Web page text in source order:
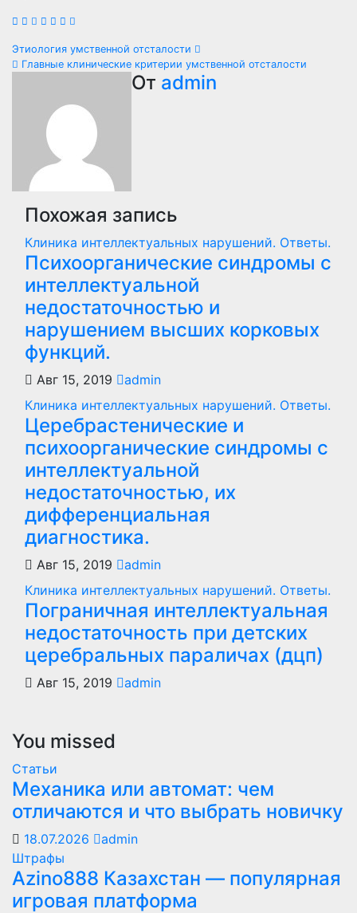
Навигация
записям
Этиология умственной отсталости
Главные клинические критерии умственной отсталости
От admin
Похожая запись
Клиника интеллектуальных нарушений. Ответы.
Психоорганические синдромы с
интеллектуальной
недостаточностью и
нарушением высших корковых
функций.
Авг 15, 2019
admin
Клиника интеллектуальных нарушений. Ответы.
Церебрастенические и
психоорганические синдромы с
интеллектуальной
недостаточностью, их
дифференциальная
диагностика.
Авг 15, 2019
admin
Клиника интеллектуальных нарушений. Ответы.
Пограничная интеллектуальная
недостаточность при детских
церебральных параличах (дцп)
Авг 15, 2019 admin
You missed
Статьи
Механика или автомат: чем
отличаются и что выбрать новичку
18.07.2026
admin
Штрафы
Azino888 Казахстан — популярная
игровая платформа